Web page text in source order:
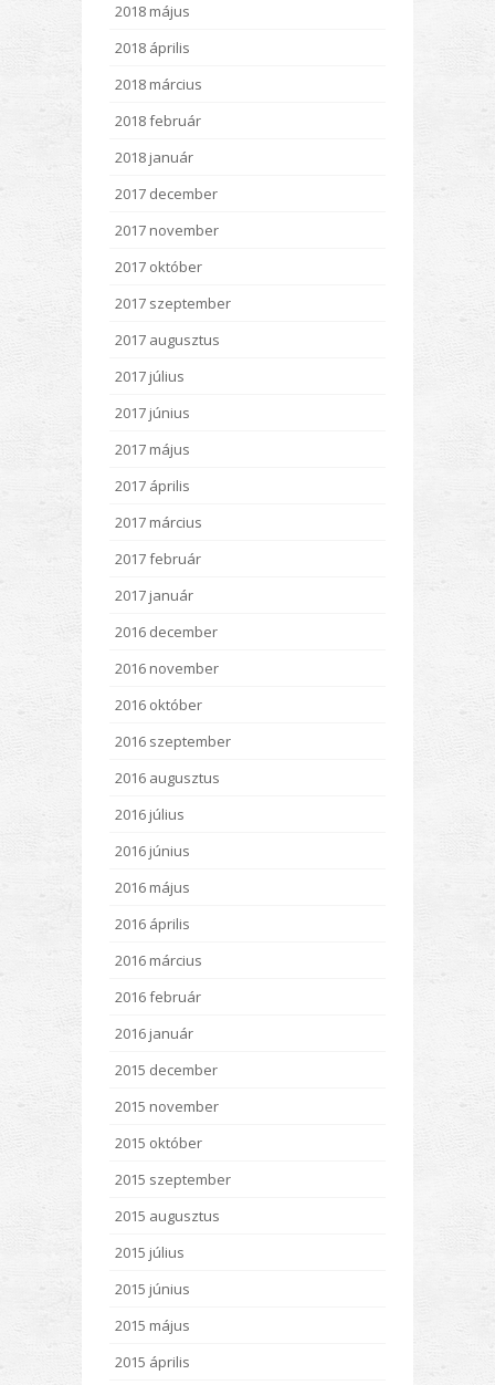
2018 május
2018 április
2018 március
2018 február
2018 január
2017 december
2017 november
2017 október
2017 szeptember
2017 augusztus
2017 július
2017 június
2017 május
2017 április
2017 március
2017 február
2017 január
2016 december
2016 november
2016 október
2016 szeptember
2016 augusztus
2016 július
2016 június
2016 május
2016 április
2016 március
2016 február
2016 január
2015 december
2015 november
2015 október
2015 szeptember
2015 augusztus
2015 július
2015 június
2015 május
2015 április